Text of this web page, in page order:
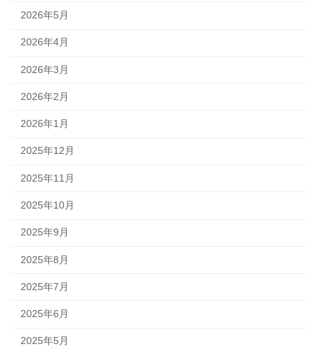
2026年5月
2026年4月
2026年3月
2026年2月
2026年1月
2025年12月
2025年11月
2025年10月
2025年9月
2025年8月
2025年7月
2025年6月
2025年5月